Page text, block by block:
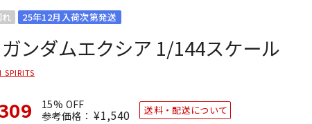
25年12月入荷次第発送
ンダムエクシア 1/144スケール
SPIRITS
15% OFF
参考価格： 通
¥1,540 SALE
送料・配送について